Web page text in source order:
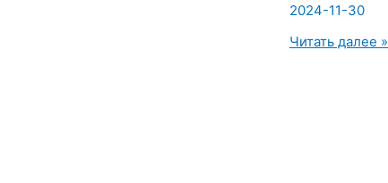
2024-11-30
20240615
Читать далее »